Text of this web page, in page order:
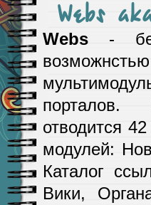
Webs
Webs -
отводится
модулей:
Каталог
Вики,